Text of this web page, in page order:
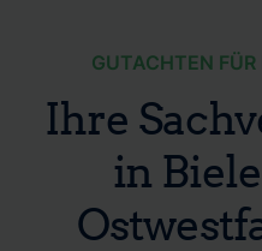
GUTACHTEN FÜR
Ihre
in